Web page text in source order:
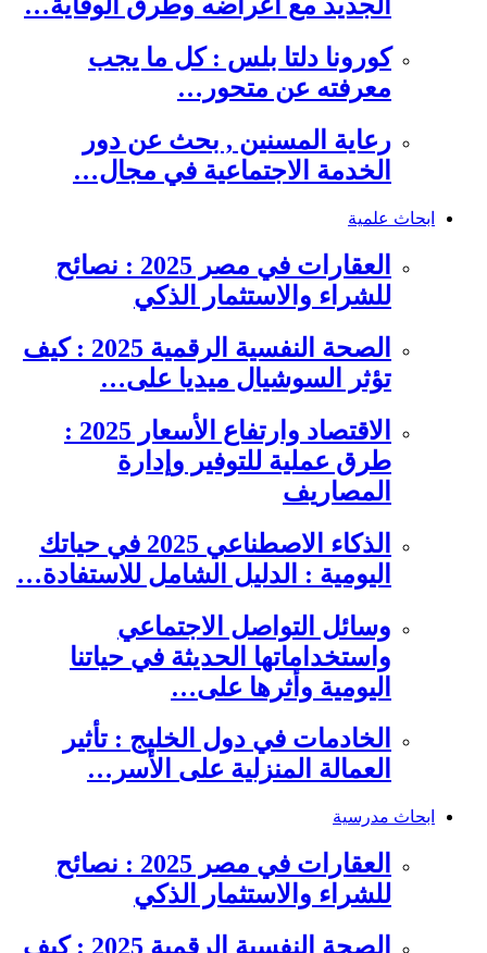
الجديد مع أعراضه وطرق الوقاية…
كورونا دلتا بلس : كل ما يجب
معرفته عن متحور…
رعاية المسنين , بحث عن دور
الخدمة الاجتماعية في مجال…
ابحاث علمية
العقارات في مصر 2025 : نصائح
للشراء والاستثمار الذكي
الصحة النفسية الرقمية 2025 : كيف
تؤثر السوشيال ميديا على…
الاقتصاد وارتفاع الأسعار 2025 :
طرق عملية للتوفير وإدارة
المصاريف
الذكاء الاصطناعي 2025 في حياتك
اليومية : الدليل الشامل للاستفادة…
وسائل التواصل الاجتماعي
واستخداماتها الحديثة في حياتنا
اليومية وأثرها على…
الخادمات في دول الخليج : تأثير
العمالة المنزلية على الأسر…
ابحاث مدرسية
العقارات في مصر 2025 : نصائح
للشراء والاستثمار الذكي
الصحة النفسية الرقمية 2025 : كيف